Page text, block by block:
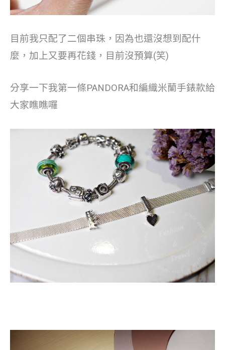
目前我只配了二個串珠，因為也還沒想到配什
麼，加上又要再花錢，目前沒預算(笑)
分享一下我第一條PANDORA和編織米蘭手錶款給
大家瞧瞧囉